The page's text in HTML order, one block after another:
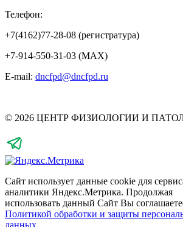
Телефон:
+7(4162)77-28-08 (регистратура)
+7-914-550-31-03 (MAX)
E-mail: dncfpd@dncfpd.ru
© 2026 ЦЕНТР ФИЗИОЛОГИИ И
Сайт использует данные cookie для
аналитики Яндекс.Метрика. Продолжая
использовать данный Сайт Вы
Политикой обработки и защиты